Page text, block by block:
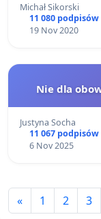
Michał Sikorski
11 080 podpisów
19 Nov 2020
Nie dla
Justyna Socha
11 067 podpisów
6 Nov 2025
« 1 2 3